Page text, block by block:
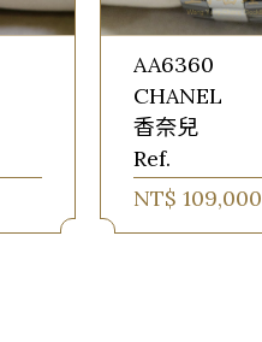
AA6360
CHANEL
香奈兒
Ref.
NT$ 109,000